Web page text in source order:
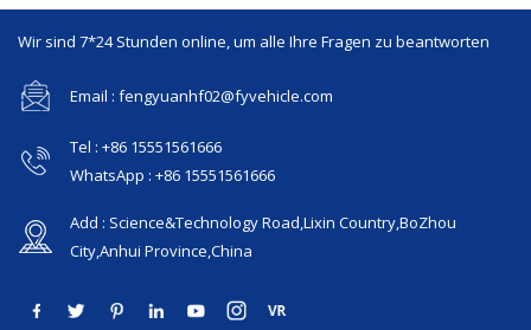
Wir sind 7*24 Stunden online, um alle Ihre Fragen zu beantworten
Email : fengyuanhf02@fyvehicle.com
Tel : +86 15551561666
WhatsApp : +86 15551561666
Add : Science&Technology Road,Lixin Country,BoZhou
City,Anhui Province,China